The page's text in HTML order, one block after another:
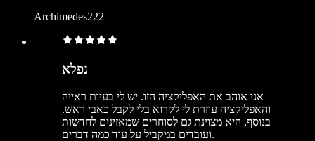
Archimedes222
נפלא
אני אוהב את האפליקציה הזו. יש לי בעיות ראייה
והאפליקציה עוזרת לי לקרוא בלי לקבל כאבי ראש.
בנוסף, היא מצוינת גם לסוחרים שמאזינים לחדשות
ועובדים במקביל על עוד כמה דברים.